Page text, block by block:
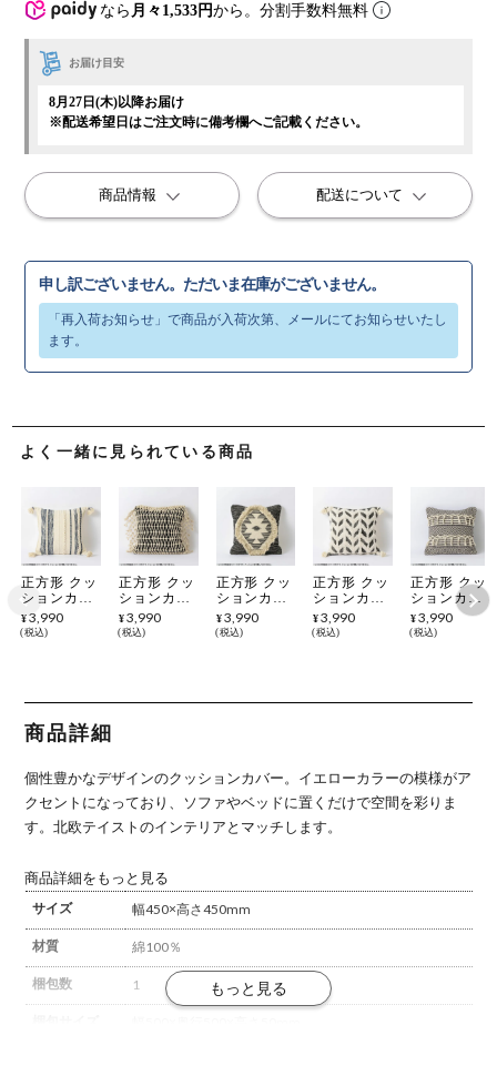
よく一緒に見られている商品
正方形 クッ
ションカバ
ー ランダム
ストライプ
バー 北欧
ソファクッ
ション カバ
可愛い シン
プル 白 ホ
ワイト
¥ 3,990
税込
正方形 クッ
ションカバ
ー マクラメ
ウーブン
ク 座布団カ
ー おしゃれ
モノトーン
¥3,990
税込
正方形 クッ
ションカバ
ー シャギー
45×45cm対
布団カバー
ー おしゃれ
モノトーン
¥ 3,990
税込
正方形 クッ
ションカバ
ー リーフ
45×45cm対
ー 北欧 ソ
愛い モノト
ーン
¥ 3,990
税込
正方形 クッ
ションカバ
ー マクラメ
ダイヤモン
ブリック 座
ョン カバー
おしゃれ
¥3,990
税込
商品詳細
個性豊かなデザインのクッションカバー。 イエローカラーの模様がア
クセントになっており、ソファやベッドに置くだけで空間を彩りま
す。北欧テイストのインテリアとマッチします。
商品詳細をもっと見る
サイズ
幅450×高さ450mm
材質 綿100％
梱包数 1
なら 月々1,533円から。分割手数料無料
お届け目安
8月27日(木)以降お届け
※配送希望日はご注文時に備考欄へご記載ください。
商品情報 配送について
申し訳ございません。ただいま在庫がございません。